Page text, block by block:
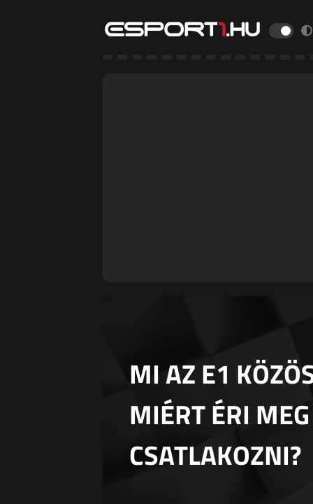
MI AZ E1
MIÉRT ÉRI MEG
CSATLAKOZNI?